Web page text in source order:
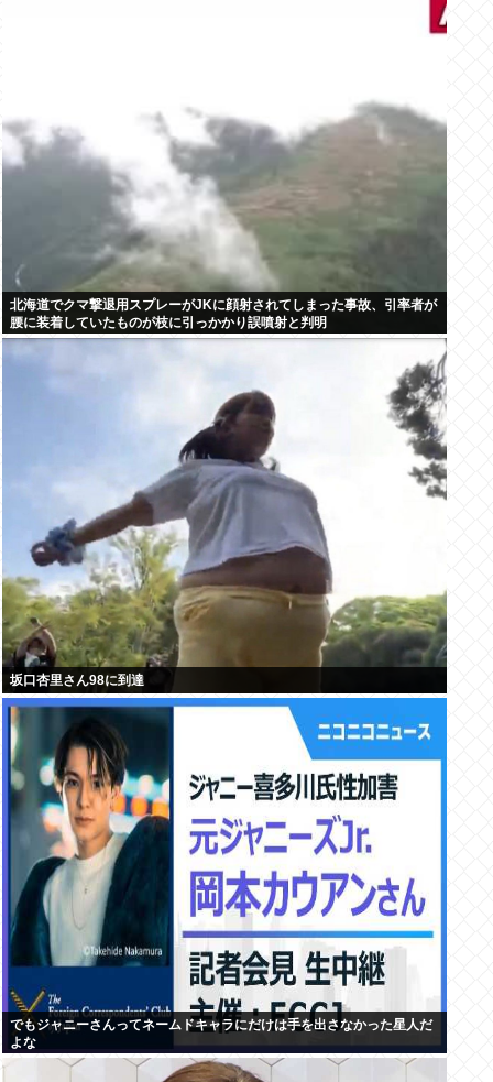
北海道でクマ撃退用スプレーがJKに顔射されてしまった事故、引率者が
腰に装着していたものが枝に引っかかり誤噴射と判明
坂口杏里さん98に到達
でもジャニーさんってネームドキャラにだけは手を出さなかった星人だ
よな